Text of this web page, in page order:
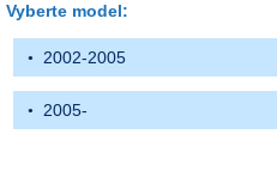
Vyberte model:
2002-2005
2005-